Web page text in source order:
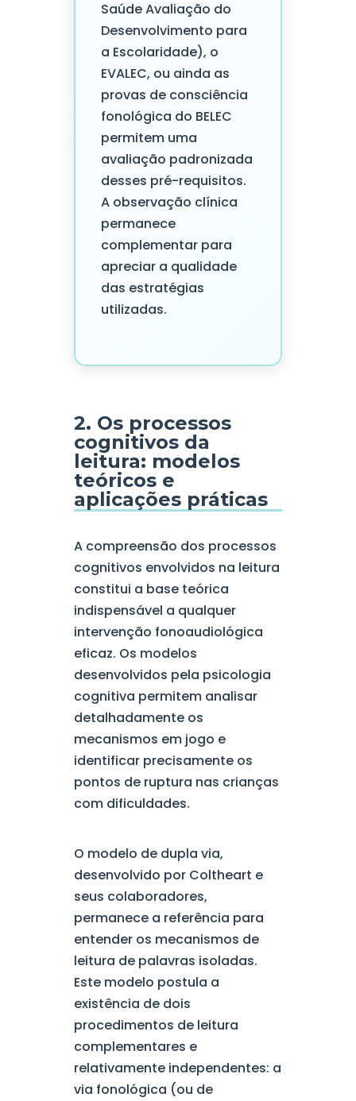
Saúde Avaliação do
Desenvolvimento para
a Escolaridade), o
EVALEC, ou ainda as
provas de consciência
fonológica do BELEC
permitem uma
avaliação padronizada
desses pré-requisitos.
A observação clínica
permanece
complementar para
apreciar a qualidade
das estratégias
utilizadas.
2. Os processos
cognitivos da
leitura: modelos
teóricos e
aplicações práticas
A compreensão dos processos
cognitivos envolvidos na leitura
constitui a base teórica
indispensável a qualquer
intervenção fonoaudiológica
eficaz. Os modelos
desenvolvidos pela psicologia
cognitiva permitem analisar
detalhadamente os
mecanismos em jogo e
identificar precisamente os
pontos de ruptura nas crianças
com dificuldades.
O modelo de dupla via,
desenvolvido por Coltheart e
seus colaboradores,
permanece a referência para
entender os mecanismos de
leitura de palavras isoladas.
Este modelo postula a
existência de dois
procedimentos de leitura
complementares e
relativamente independentes: a
via fonológica (ou de